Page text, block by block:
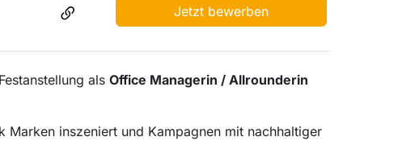
Jetzt bewerben
als Office Managerin / Allrounderin
inszeniert und Kampagnen mit nachhaltiger